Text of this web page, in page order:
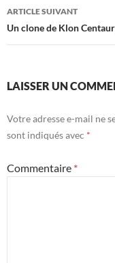
ARTICLE SUIVANT
Un clone de Klon
LAISSER UN
Votre adresse e-mail ne
sont indiqués avec *
Commentaire *